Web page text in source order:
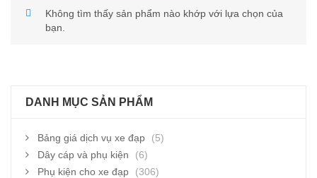
Không tìm thấy sản phẩm nào khớp với lựa chọn của
bạn.
DANH MỤC SẢN PHẨM
Bảng giá dịch vụ xe đạp
(5)
Dây cáp và phụ kiện
(6)
Phụ kiện cho xe đạp
(306)